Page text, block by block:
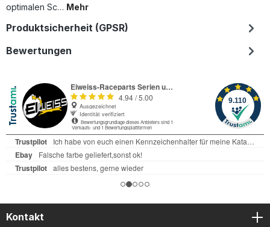
optimalen Sc… Mehr
Produktsicherheit (GPSR)
Bewertungen
Kontakt